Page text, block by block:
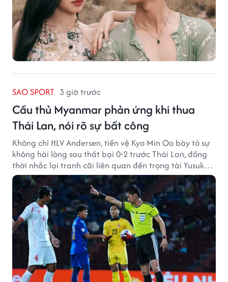
SAO SPORT 3 giờ trước
Cầu thủ Myanmar phản ứng khi thua
Thái Lan, nói rõ sự bất công
Không chỉ HLV Andersen, tiền vệ Kyo Min Oo bày tỏ sự
không hài lòng sau thất bại 0-2 trước Thái Lan, đồng
thời nhắc lại tranh cãi liên quan đến trọng tài Yusuke
Ohashi.